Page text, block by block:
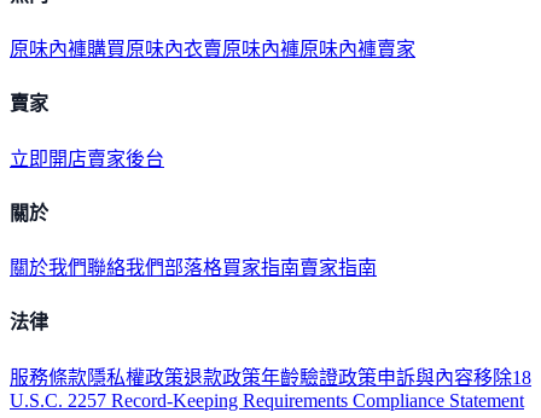
原味內褲購買原味內衣賣原味內褲原味內褲賣家
賣家
立即開店賣家後台
關於
關於我們聯絡我們部落格買家指南賣家指南
法律
服務條款隱私權政策退款政策年齡驗證政策申訴與內容移除18
U.S.C. 2257 Record-Keeping Requirements Compliance Statement